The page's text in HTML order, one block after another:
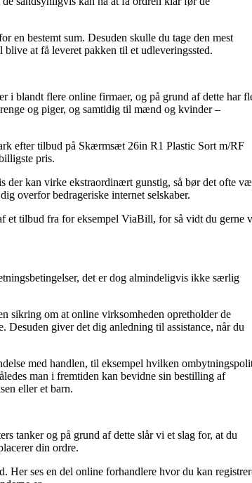
en bestemt sum. Desuden skulle du tage den mest
at få leveret pakken til et udleveringssted.
i blandt flere online firmaer, og på grund af dette har
og piger, og samtidig til mænd og kvinder –
efter tilbud på Skærmsæt 26in R1 Plastic Sort m/RF
pris.
der kan virke ekstraordinært gunstig, så bør det ofte
overfor bedrageriske internet selskaber.
et tilbud fra for eksempel ViaBill, for så vidt du gerne
det er dog almindeligvis ikke særlig
sikring om at online virksomheden opretholder de
giver det dig anledning til assistance, når du
med handlen, til eksempel hvilken
man i fremtiden kan bevidne sin bestilling af
eller et barn.
tanker og på grund af dette slår vi et slag for, at du
din ordre.
Her ses en del online forhandlere hvor du kan